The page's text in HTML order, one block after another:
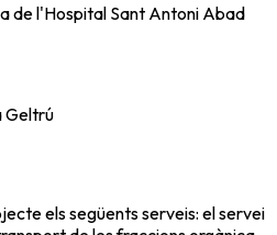
de l'Hospital Sant Antoni Abad
Geltrú
els següents serveis: el servei